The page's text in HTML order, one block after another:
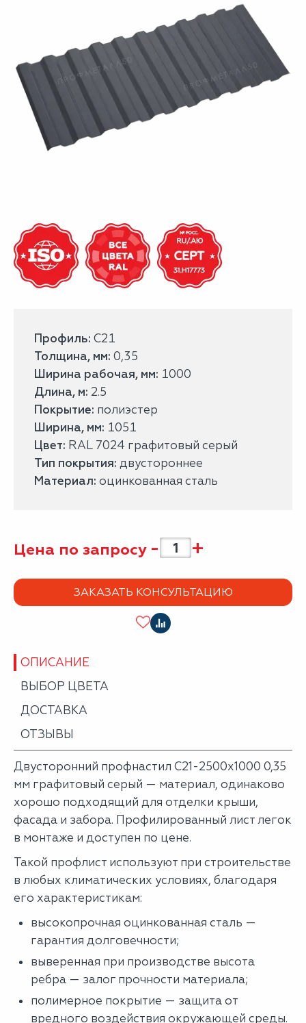
Профиль: С21
Толщина, мм: 0,35
Ширина рабочая, мм: 1000
Длина, м: 2.5
Покрытие: полиэстер
Ширина, мм: 1051
Цвет: RAL 7024 графитовый серый
Тип покрытия: двустороннее
Материал: оцинкованная сталь
Цена по запросу - +
ЗАКАЗАТЬ КОНСУЛЬТАЦИЮ
ОПИСАНИЕ
ВЫБОР ЦВЕТА
ДОСТАВКА
ОТЗЫВЫ
Двусторонний профнастил С21-2500х1000 0,35
мм графитовый серый — материал, одинаково
хорошо подходящий для отделки крыши,
фасада и забора. Профилированный лист легок
в монтаже и доступен по цене.
Такой профлист используют при строительстве
в любых климатических условиях, благодаря
его характеристикам:
высокопрочная оцинкованная сталь —
гарантия долговечности;
выверенная при производстве высота
ребра — залог прочности материала;
полимерное покрытие — защита от
вредного воздействия окружающей среды.